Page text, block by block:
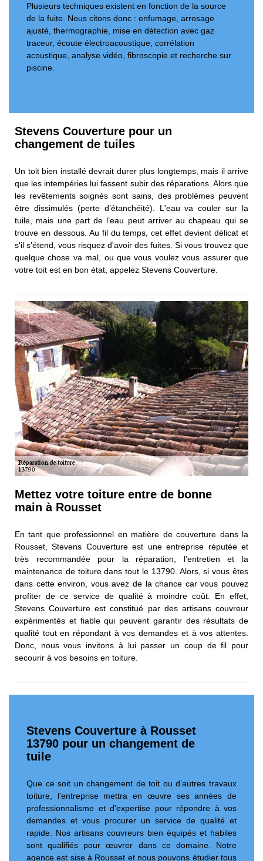
Plusieurs techniques existent en fonction de la source
de la fuite. Nous citons donc : enfumage, arrosage
ajusté, thermographie, mise en détection avec gaz
traceur, écoute électroacoustique, corrélation
acoustique, analyse vidéo, fibroscopie et recherche sur
piscine.
Stevens Couverture pour un
changement de tuiles
Un toit bien installé devrait durer plus longtemps, mais il arrive
que les intempéries lui fassent subir des réparations. Alors que
les revêtements soignés sont sains, des problèmes peuvent
être dissimulés (perte d’étanchéité). L'eau va couler sur la
tuile, mais une part de l’eau peut arriver au chapeau qui se
trouve en dessous. Au fil du temps, cet effet devient délicat et
s'il s’étend, vous risquez d'avoir des fuites. Si vous trouvez que
quelque chose va mal, ou que vous voulez vous assurer que
votre toit est en bon état, appelez Stevens Couverture.
Mettez votre toiture entre de bonne
main à Rousset
En tant que professionnel en matière de couverture dans la
Rousset, Stevens Couverture est une entreprise réputée et
très recommandée pour la réparation, l’entretien et la
maintenance de toiture dans tout le 13790. Alors, si vous êtes
dans cette environ, vous avez de la chance car vous pouvez
profiter de ce service de qualité à moindre coût. En effet,
Stevens Couverture est constitué par des artisans couvreur
expérimentés et fiable qui peuvent garantir des résultats de
qualité tout en répondant à vos demandes et à vos attentes.
Donc, nous vous invitons à lui passer un coup de fil pour
secourir à vos besoins en toiture.
Stevens Couverture à Rousset
13790 pour un changement de
tuile
Que ce soit un changement de toit ou d’autres travaux
toiture, l’entreprise mettra en œuvre ses années de
professionnalisme et d'expertise pour répondre à vos
demandes et vous procurer un service de qualité et
rapide. Nos artisans couvreurs bien équipés et habiles
sont qualifiés pour œuvrer dans ce domaine. Notre
agence est sise à Rousset et nous pouvons étudier tous